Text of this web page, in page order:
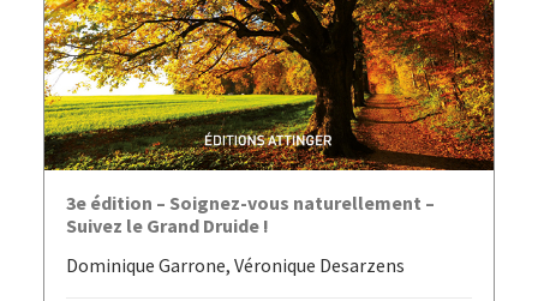
AJOUTER AU PANIER
3e édition – Soignez-vous naturellement –
Suivez le Grand Druide !
Dominique Garrone, Véronique Desarzens